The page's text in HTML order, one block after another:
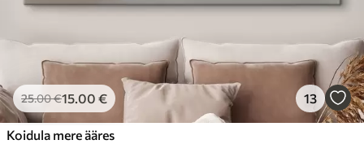
25.00€15.00 € 13
Koidula mere ääres